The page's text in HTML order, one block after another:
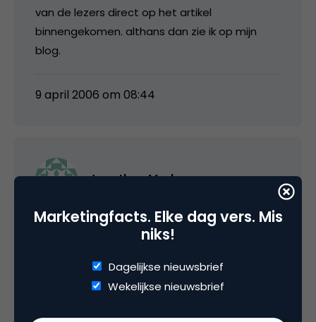
van de lezers direct op het artikel
binnengekomen. althans dan zie ik op mijn
blog.
9 april 2006 om 08:44
Jonathan Marks
I think you should count the home page,
because Marketingfacts is a specialized site
and often there are stories there which I read
(to get the summary) but don’t necessarily
have time to click through to get the “full
story”. I am sure that a newspaper counts any
Marketingfacts. Elke dag vers. Mis
niks!
Dagelijkse nieuwsbrief
Wekelijkse nieuwsbrief